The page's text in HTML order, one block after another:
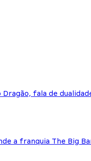
fala de
a franquia The Big